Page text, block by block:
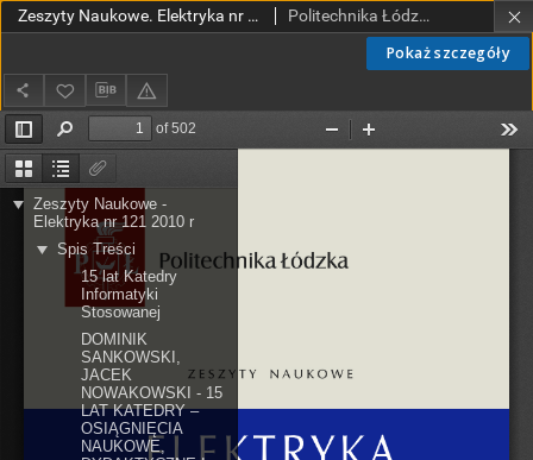
Pokaż szczegóły
Zeszyty Naukowe. Elektryka nr 121 (2010) Politechnika Łódzka. Wydział Elektrotechniki, Elektroniki, Informatyki i Automatyki.